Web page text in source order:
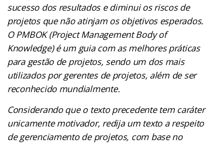
sucesso dos resultados e diminui os riscos de
projetos que não atinjam os objetivos esperados.
O PMBOK (Project Management Body of
Knowledge) é um guia com as melhores práticas
para gestão de projetos, sendo um dos mais
utilizados por gerentes de projetos, além de ser
reconhecido mundialmente.
Considerando que o texto precedente tem caráter
unicamente motivador, redija um texto a respeito
de gerenciamento de projetos, com base no